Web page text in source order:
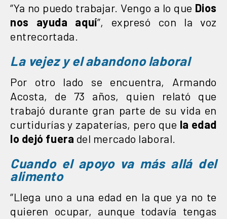
“Ya no puedo trabajar. Vengo a lo que Dios
nos ayuda aquí”, expresó con la voz
entrecortada.
La vejez y el abandono laboral
Por otro lado se encuentra, Armando
Acosta, de 73 años, quien relató que
trabajó durante gran parte de su vida en
curtidurías y zapaterías, pero que la edad
lo dejó fuera del mercado laboral.
Cuando el apoyo va más allá del
alimento
“Llega uno a una edad en la que ya no te
quieren ocupar, aunque todavía tengas